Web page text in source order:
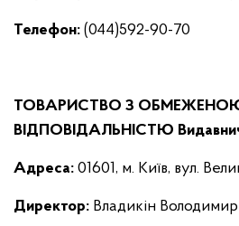
Телефон: (044)592-90-70
ТОВАРИСТВО З
ВІДПОВІДАЛЬНІСТЮ
Адреса: 01601, м. Київ, вул.
Директор: Владикін